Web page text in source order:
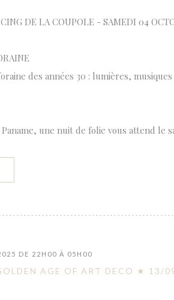
DE LA COUPOLE - SAMEDI 04
des années 30 : lumières,
une nuit de folie vous attend le
DE 22H00 À 05H00
AGE OF ART DECO ★ 13/